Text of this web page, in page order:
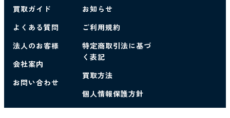
買取ガイド
よくある質問
法人のお客様
会社案内
お問い合わせ
お知らせ
ご利用規約
特定商取引法に基づ
く表記
買取方法
個人情報保護方針